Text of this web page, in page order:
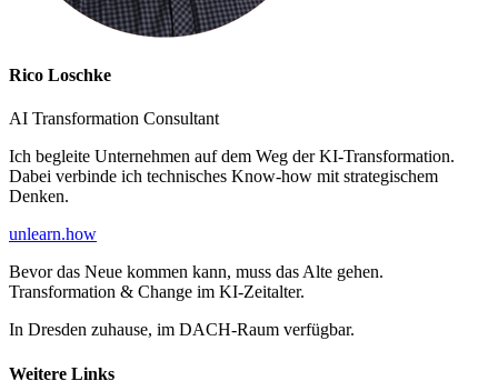
Rico Loschke
AI Transformation Consultant
Ich begleite Unternehmen auf dem Weg der KI-Transformation.
Dabei verbinde ich technisches Know-how mit strategischem
Denken.
unlearn.how
Bevor das Neue kommen kann, muss das Alte gehen.
Transformation & Change im KI-Zeitalter.
In Dresden zuhause, im DACH-Raum verfügbar.
Weitere Links